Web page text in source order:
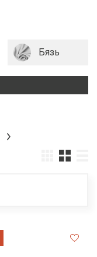
Бязь